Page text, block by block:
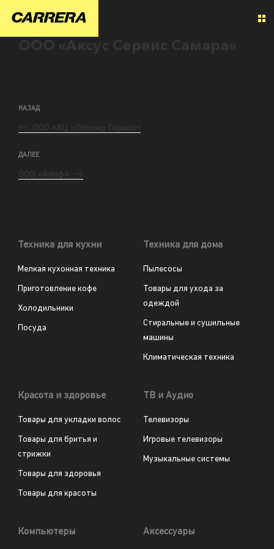
НАЗАД
ДАЛЕЕ
Техника для кухни
Мелкая кухонная техника
Приготовление кофе
Холодильники
Посуда
Техника для дома
Пылесосы
Товары для ухода за
одеждой
Стиральные и сушильные
машины
Климатическая техника
Красота и здоровье
Товары для укладки волос
Товары для бритья и
стрижки
Товары для здоровья
Товары для красоты
ТВ и Аудио
Телевизоры
Игровые телевизоры
Музыкальные системы
Компьютеры Аксессуары